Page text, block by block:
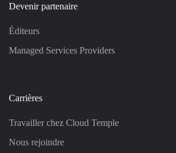
Devenir partenaire
Éditeurs
Managed Services Providers
Carrières
Travailler chez Cloud Temple
Nous rejoindre